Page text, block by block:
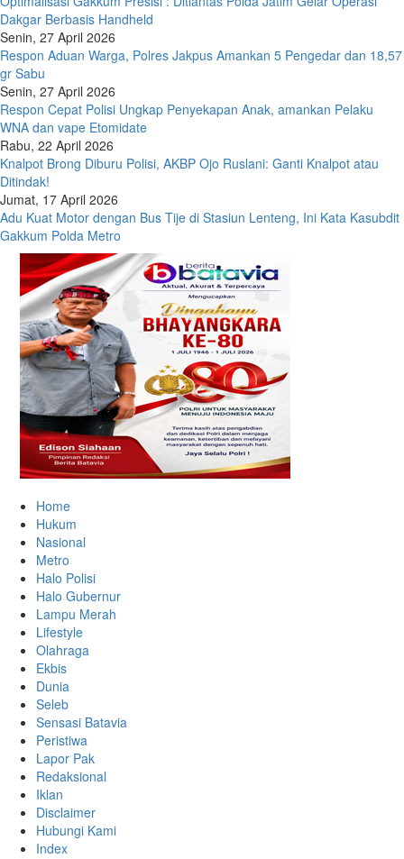
Dakgar Berbasis Handheld
Senin, 27 April 2026
Respon Aduan Warga, Polres Jakpus Amankan 5 Pengedar dan 18,57
gr Sabu
Senin, 27 April 2026
Respon Cepat Polisi Ungkap Penyekapan Anak, amankan Pelaku
WNA dan vape Etomidate
Rabu, 22 April 2026
Knalpot Brong Diburu Polisi, AKBP Ojo Ruslani: Ganti Knalpot atau
Ditindak!
Jumat, 17 April 2026
Adu Kuat Motor dengan Bus Tije di Stasiun Lenteng, Ini Kata Kasubdit
Gakkum Polda Metro
Home
Hukum
Nasional
Metro
Halo Polisi
Halo Gubernur
Lampu Merah
Lifestyle
Olahraga
Ekbis
Dunia
Seleb
Sensasi Batavia
Peristiwa
Lapor Pak
Redaksional
Iklan
Disclaimer
Hubungi Kami
Index